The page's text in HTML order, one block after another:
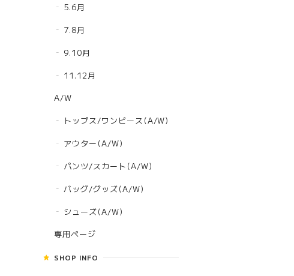
5.6月
7.8月
9.10月
11.12月
A/W
トップス/ワンピース(A/W)
アウター(A/W)
パンツ/スカート(A/W)
バッグ/グッズ(A/W)
シューズ(A/W)
専用ページ
SHOP INFO